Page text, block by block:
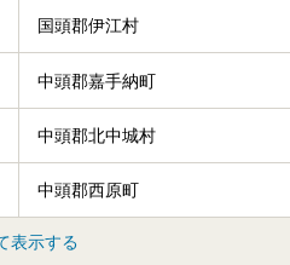
国頭郡伊江村
中頭郡嘉手納町
中頭郡北中城村
中頭郡西原町
表示する